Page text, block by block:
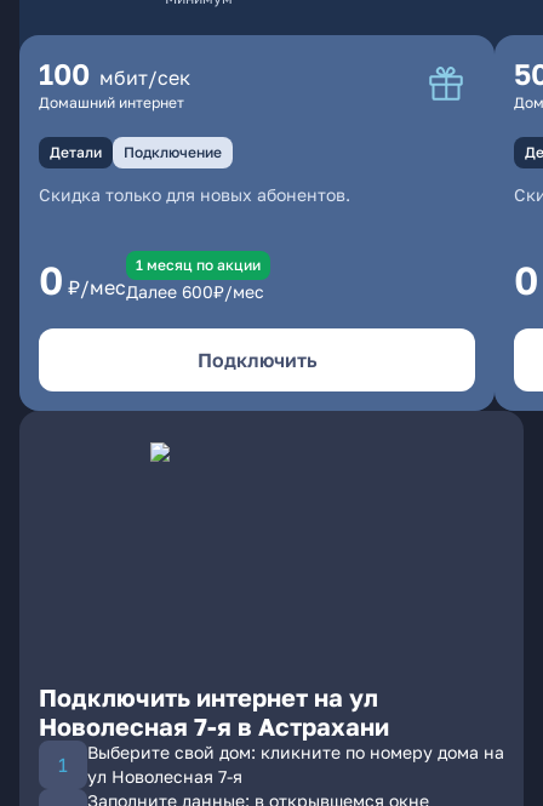
100 мбит/сек
Домашний интернет
Детали Подключение
Скидка только для новых абонентов.
0 ₽/мес
1 месяц по акции
Далее 600₽/мес
Подключить
0
Подключить интернет на ул
Новолесная 7-я в Астрахани
Выберите свой дом: кликните по номеру дома на
ул Новолесная 7-я
Заполните данные: в открывшемся окне